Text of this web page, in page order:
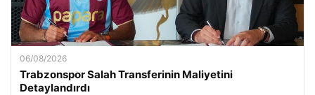
06/08/2026
Trabzonspor Salah Transferinin Maliyetini
Detaylandırdı